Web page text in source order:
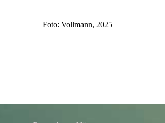
Foto: Vollmann, 2025